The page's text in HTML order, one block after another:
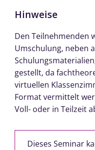
Hinweise
Den Teilnehmenden
Umschulung, neben
gestellt, da
virtuellen
Format vermittelt
Voll- oder in Teilzeit
Dieses Seminar